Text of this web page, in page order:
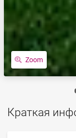
Zoom
Краткая